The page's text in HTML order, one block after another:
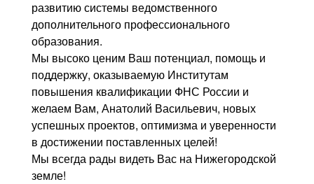
развитию системы ведомственного
дополнительного профессионального
образования.
Мы высоко ценим Ваш потенциал, помощь и
поддержку, оказываемую Институтам
повышения квалификации ФНС России и
желаем Вам, Анатолий Васильевич, новых
успешных проектов, оптимизма и уверенности
в достижении поставленных целей!
Мы всегда рады видеть Вас на Нижегородской
земле!